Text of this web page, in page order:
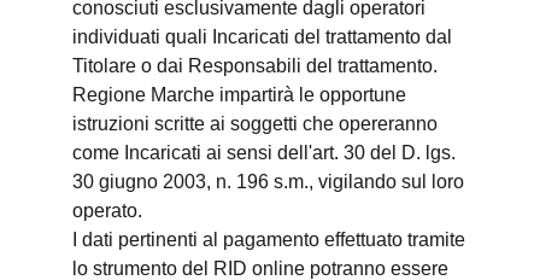
conosciuti esclusivamente dagli operatori
individuati quali Incaricati del trattamento dal
Titolare o dai Responsabili del trattamento.
Regione Marche impartirà le opportune
istruzioni scritte ai soggetti che opereranno
come Incaricati ai sensi dell'art. 30 del D. lgs.
30 giugno 2003, n. 196 s.m., vigilando sul loro
operato.
I dati pertinenti al pagamento effettuato tramite
lo strumento del RID online potranno essere